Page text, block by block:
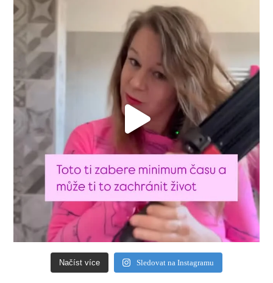
Načíst více Sledovat na Instagramu